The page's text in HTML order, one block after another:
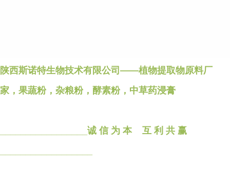
陕西斯诺特生物技术有限公司——植物提取物原料厂
家，果蔬粉，杂粮粉，酵素粉，中草药浸膏
_________________诚 信 为 本 互 利 共 赢